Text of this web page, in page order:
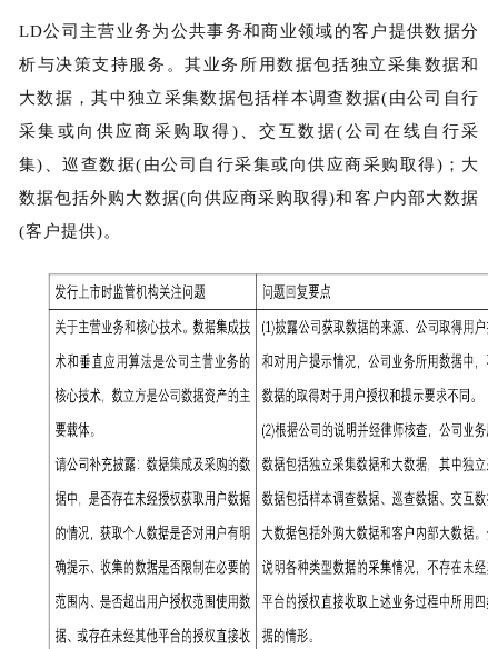
LD公司主营业务为公共事务和商业领域的客户提供数据分
析与决策支持服务。其业务所用数据包括独立采集数据和
大数据，其中独立采集数据包括样本调查数据(由公司自行
采集或向供应商采购取得)、交互数据(公司在线自行采
集)、巡查数据(由公司自行采集或向供应商采购取得)；大
数据包括外购大数据(向供应商采购取得)和客户内部大数据
(客户提供)。